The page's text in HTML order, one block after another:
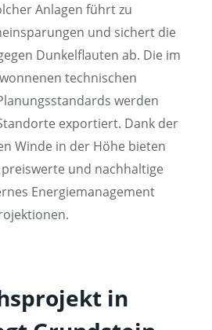
Anlagen führt zu
und sichert die
Dunkelflauten ab. Die im
technischen
werden
exportiert. Dank der
Winde in der Höhe bieten
und nachhaltige
Energiemanagement
in